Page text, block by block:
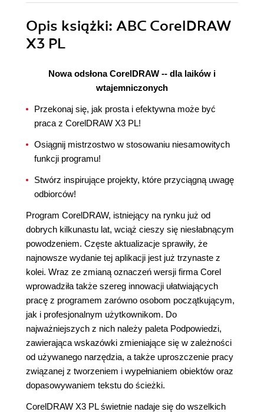
Opis książki: ABC CorelDRAW
X3 PL
Nowa odsłona CorelDRAW -- dla laików i
wtajemniczonych
Przekonaj się, jak prosta i efektywna może być
praca z CorelDRAW X3 PL!
Osiągnij mistrzostwo w stosowaniu niesamowitych
funkcji programu!
Stwórz inspirujące projekty, które przyciągną uwagę
odbiorców!
Program CorelDRAW, istniejący na rynku już od
dobrych kilkunastu lat, wciąż cieszy się niesłabnącym
powodzeniem. Częste aktualizacje sprawiły, że
najnowsze wydanie tej aplikacji jest już trzynaste z
kolei. Wraz ze zmianą oznaczeń wersji firma Corel
wprowadziła także szereg innowacji ułatwiających
pracę z programem zarówno osobom początkującym,
jak i profesjonalnym użytkownikom. Do
najważniejszych z nich należy paleta Podpowiedzi,
zawierająca wskazówki zmieniające się w zależności
od używanego narzędzia, a także uproszczenie pracy
związanej z tworzeniem i wypełnianiem obiektów oraz
dopasowywaniem tekstu do ścieżki.
CorelDRAW X3 PL świetnie nadaje się do wszelkich